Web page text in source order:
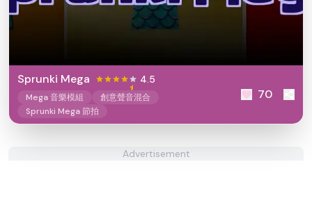
Sprunki Mega 4.5
Mega 音樂模組
創意聲音混合
Sprunki Mega 節拍
70
Advertisement